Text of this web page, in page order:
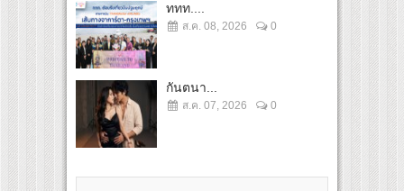
ททท....
ส.ค. 08, 2026 0
กันตนา...
ส.ค. 07, 2026 0